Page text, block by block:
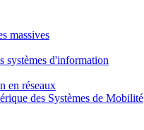
massives
systèmes d'information
en réseaux
des Systèmes de Mobilité